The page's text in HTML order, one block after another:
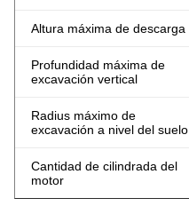
Altura máxima de descarga
Profundidad máxima de
excavación vertical
Radius máximo de
excavación a nivel del suelo
Cantidad de cilindrada del
motor